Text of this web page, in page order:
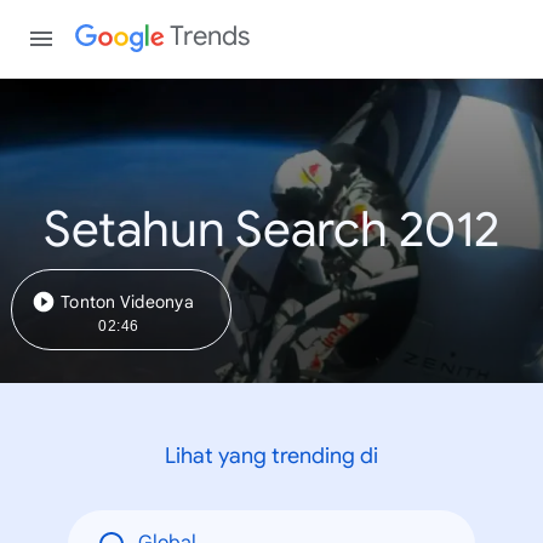
Trends
Setahun Search 2012
Tonton Videonya
02:46
Lihat yang trending di